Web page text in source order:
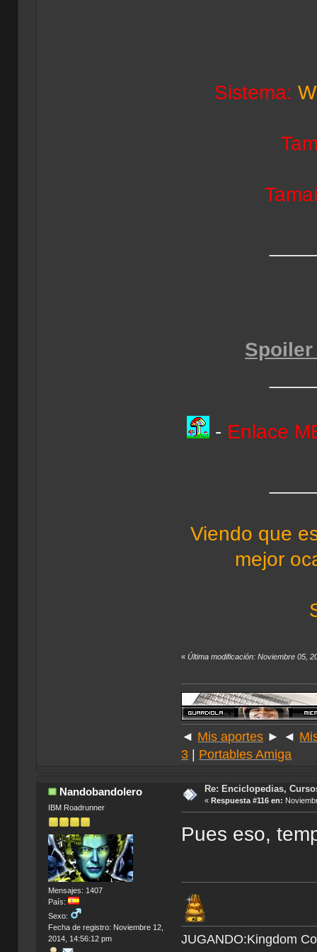
Sistema:
- Enlace
Viendo que
mejor
«Última modificación: Noviembre 05,
◄ Mis aportes ► ◄
3
Portables Amiga
Nandobandolero
IBM Roadrunner
Mensajes: 1407
País:
Sexo:
Fecha de registro: Noviembre 12,
2014, 14:56:12 pm
Re: Enciclopedias,
« Respuesta #116 en:
Pues eso,
JUGANDO:Kingdom